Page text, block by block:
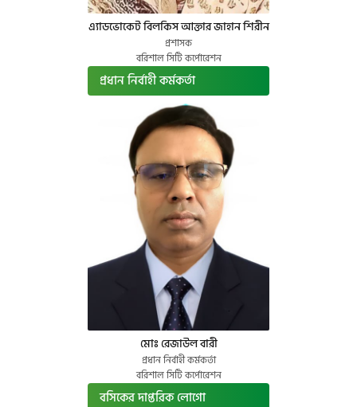
এ্যাডভোকেট বিলকিস আক্তার জাহান শিরীন
প্রশাসক
বরিশাল সিটি কর্পোরেশন
প্রধান নির্বাহী কর্মকর্তা
মোঃ রেজাউল বারী
প্রধান নির্বাহী কর্মকর্তা
বরিশাল সিটি কর্পোরেশন
বসিকের দাপ্তরিক লোগো